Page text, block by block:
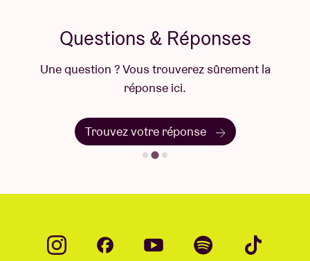
Questions & Réponses
Une question ? Vous trouverez sûrement la
réponse ici.
Trouvez votre réponse